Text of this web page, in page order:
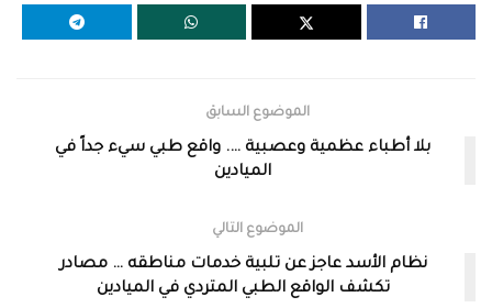
الموضوع السابق
بلا أطباء عظمية وعصبية …. واقع طبي سيء جداً في
الميادين
الموضوع التالي
نظام الأسد عاجز عن تلبية خدمات مناطقه … مصادر
تكشف الواقع الطبي المتردي في الميادين